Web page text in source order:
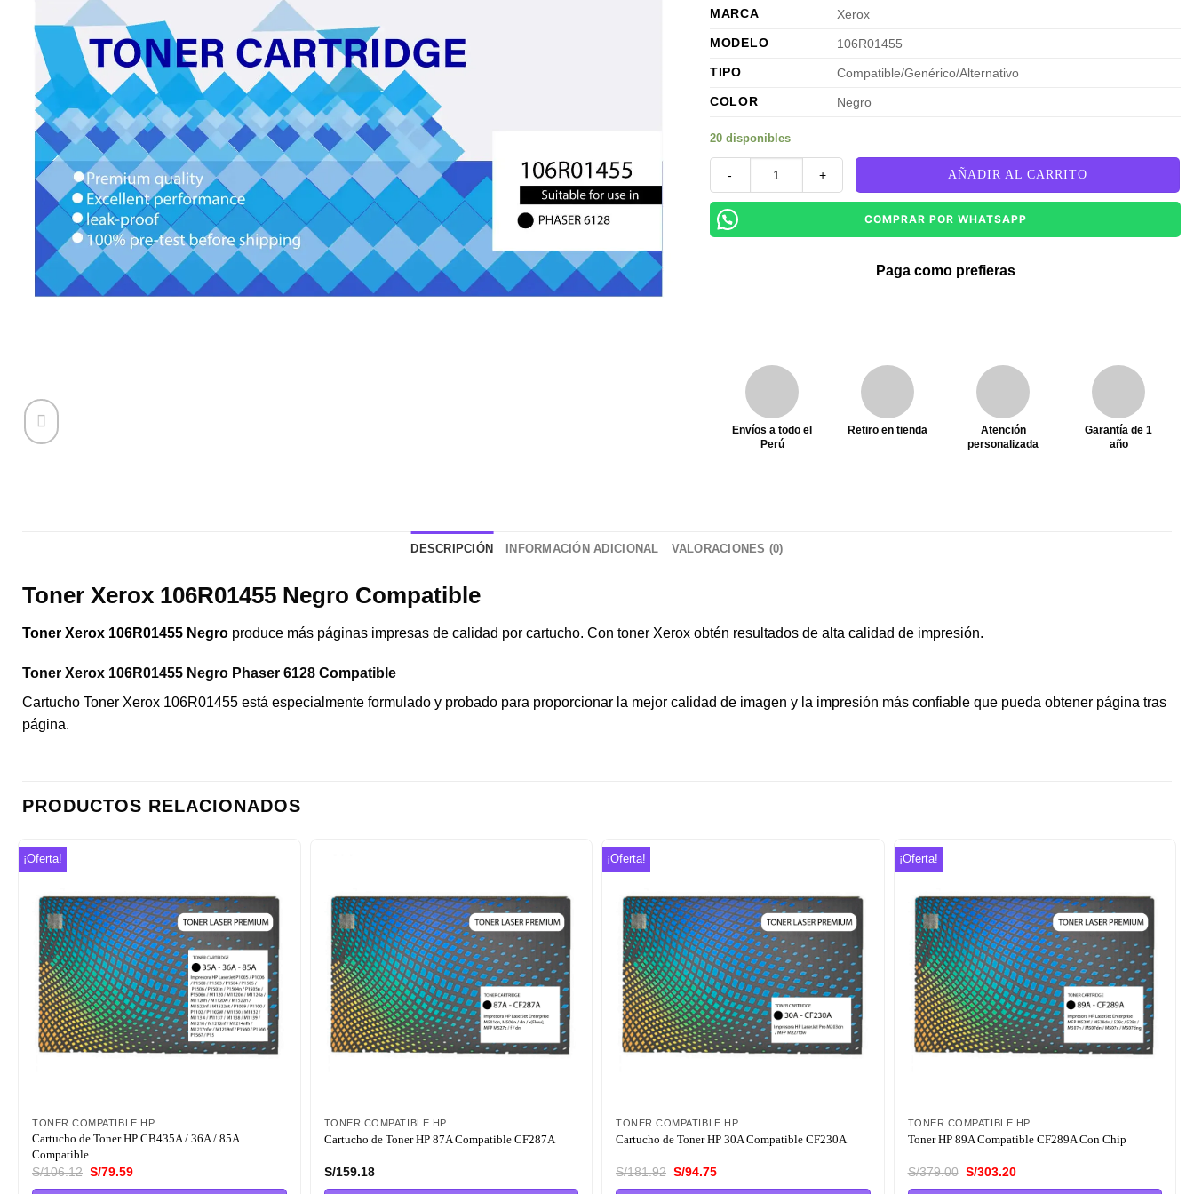
MARCA
Xerox
MODELO
106R01455
TIPO
Compatible/Genérico/Alternativo
COLOR
Negro
20 disponibles
Toner Xerox 106R01455 Negro Phaser 6128 Compatible cantidad
AÑADIR AL CARRITO
COMPRAR POR WHATSAPP
Paga como prefieras
Envíos a todo el
Perú
Retiro en tienda
Atención
personalizada
Garantía de 1
año
DESCRIPCIÓN INFORMACIÓN ADICIONAL VALORACIONES (0)
Toner Xerox 106R01455 Negro Compatible
Toner Xerox 106R01455 Negro produce más páginas impresas de calidad por cartucho. Con toner Xerox obtén resultados de alta calidad de impresión.
Toner Xerox 106R01455 Negro Phaser 6128 Compatible
Cartucho Toner Xerox 106R01455 está especialmente formulado y probado para proporcionar la mejor calidad de imagen y la impresión más confiable que pueda obtener página tras
página.
PRODUCTOS RELACIONADOS
¡Oferta!
Añadir
a la
lista de
deseos
TONER COMPATIBLE HP
Cartucho de Toner HP CB435A / 36A / 85A
Compatible
S/106.12 El
S/79.59El
Añadir
a la
lista de
deseos
TONER COMPATIBLE HP
Cartucho de Toner HP 87A Compatible CF287A
S/159.18
¡Oferta!
Añadir
a la
lista de
deseos
TONER COMPATIBLE HP
Cartucho de Toner HP 30A Compatible CF230A
S/181.92 El
S/94.75El
¡Oferta!
Añadir
a la
lista de
deseos
TONER COMPATIBLE HP
Toner HP 89A Compatible CF289A Con Chip
S/379.00 El
S/303.20El